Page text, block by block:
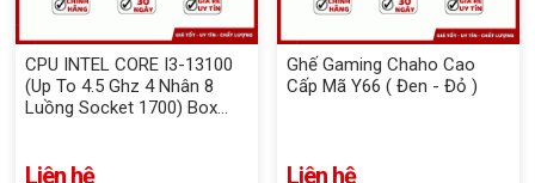
CPU INTEL CORE I3-13100
(Up To 4.5 Ghz 4 Nhân 8
Luồng Socket 1700) Box
Liên hệ
Ghế Gaming Chaho Cao
Cấp Mã Y66 ( Đen - Đỏ )
Liên hệ